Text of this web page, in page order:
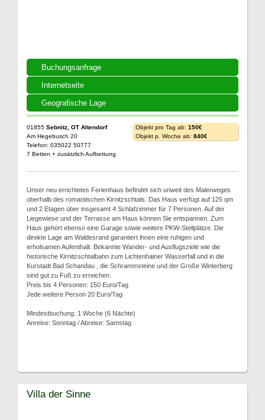
Buchungsanfrage
Internetseite
Geografische Lage
01855 Sebnitz, OT Altendorf
Am Hegebusch 20
Telefon: 035022 50777
7 Betten + zusätzlich Aufbettung
Objekt pro Tag ab: 150€
Objekt p. Woche ab: 840€
Unser neu errichtetes Ferienhaus befindet sich unweit des Malerweges
oberhalb des romantischen Kirnitzschtals. Das Haus verfügt auf 125 qm
und 2 Etagen über insgesamt 4 Schlafzimmer für 7 Personen. Auf der
Liegewiese und der Terrasse am Haus können Sie entspannen. Zum
Haus gehört ebenso eine Garage sowie weitere PKW-Stellplätze. Die
direkte Lage am Waldesrand garantiert ihnen eine ruhigen und
erholsamen Aufenthalt. Bekannte Wander- und Ausflugsziele wie die
historische Kirnitzschtalbahn zum Lichtenhainer Wasserfall und in die
Kurstadt Bad Schandau , die Schrammsteine und der Große Winterberg
sind gut zu Fuß zu erreichen.
Preis bis 4 Personen: 150 Euro/Tag
Jede weitere Person 20 Euro/Tag
Mindestbuchung: 1 Woche (6 Nächte)
Anreise: Sonntag / Abreise: Samstag
Villa der Sinne